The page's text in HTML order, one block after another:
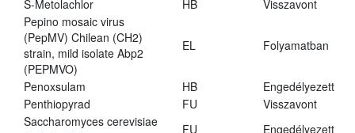
S-Metolachlor HB
Visszavont
Pepino mosaic virus
(PepMV) Chilean (CH2)
strain, mild isolate Abp2
(PEPMVO)
EL Folyamatban
Penoxsulam HB
Engedélyezett
Penthiopyrad
FU
Visszavont
Saccharomyces cerevisiae
FU
Engedélyezett